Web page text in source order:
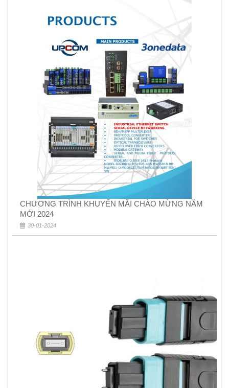
CHƯƠNG TRÌNH KHUYẾN MÃI CHÀO MỪNG NĂM
MỚI 2024
30-01-2024